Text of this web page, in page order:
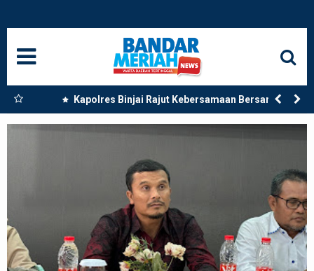
Kapolres Binjai Rajut Kebersamaan Bersama
Komunitas Ojek Online Kota Binjai
NASIONAL
SUMUT
MEDAN
BISNIS
EDUKASI